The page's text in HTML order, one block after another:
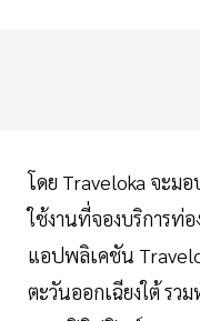
โดย Traveloka จะม
ใช้งานที่จองบริการท่
แอปพลิเคชัน
ตะวันออกเฉียงใต้ รว